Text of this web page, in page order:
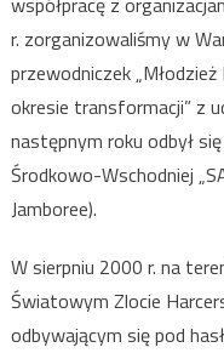
r. zorganizowaliśmy w
przewodniczek
okresie transformacji” z
następnym roku odbył
Środkowo-Wschodniej
Jamboree).
W sierpniu 2000 r. na
Światowym Zlocie
odbywającym się pod